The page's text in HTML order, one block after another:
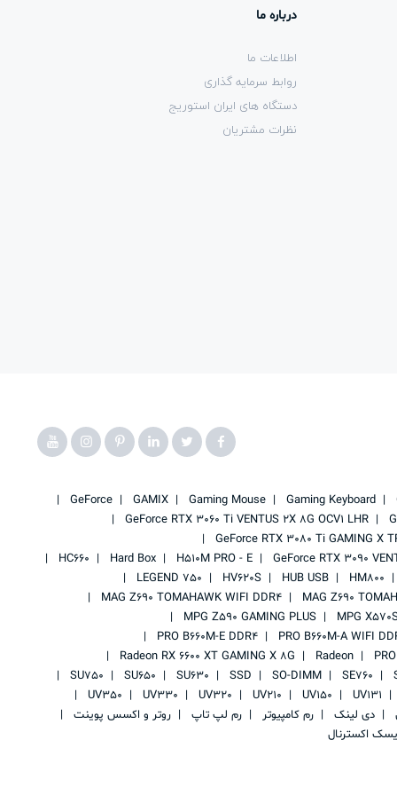
درباره ما
اطلاعات ما
روابط سرمایه گذاری
دستگاه های ایران استوریج
نظرات مشتریان
Gaming Keyboard
Gaming Mouse
GAMIX
GeForce
GeForce RTX 3060 Ti VENTUS 2X 8G OCV1 LHR
GeForce RTX 3080 Ti GAMING X
GeForce RTX 3090
H510M PRO - E
Hard Box
HC660
HM800
HUB USB
HV620S
LEGEND 750
MAG Z690
MAG Z690 TOMAHAWK WIFI DDR4
MPG
MPG Z590 GAMING PLUS
PRO B660M-A WIFI
PRO B660M-E DDR4
Radeon
Radeon RX 6600 XT GAMING X 8G
SE760
SO-DIMM
SSD
SU630
SU650
SU750
UV131
UV150
UV210
UV320
UV330
UV350
دی لینک رم کامپیوتر رم لپ تاپ
روتر و اکسس پوینت
اکسترنال